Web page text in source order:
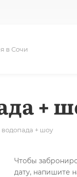
в Сочи
+
водопада + шоу
Чтобы
дату, напишите